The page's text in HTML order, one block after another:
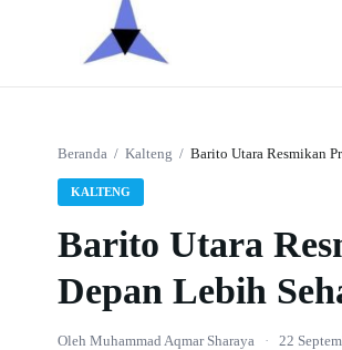
Beranda / Kalteng / Barito Utara Resmikan
KALTENG
Barito Utara
Depan Lebih
Oleh Muhammad Aqmar Sharaya · 22